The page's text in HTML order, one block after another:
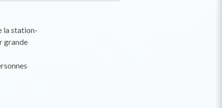
la station-
grande